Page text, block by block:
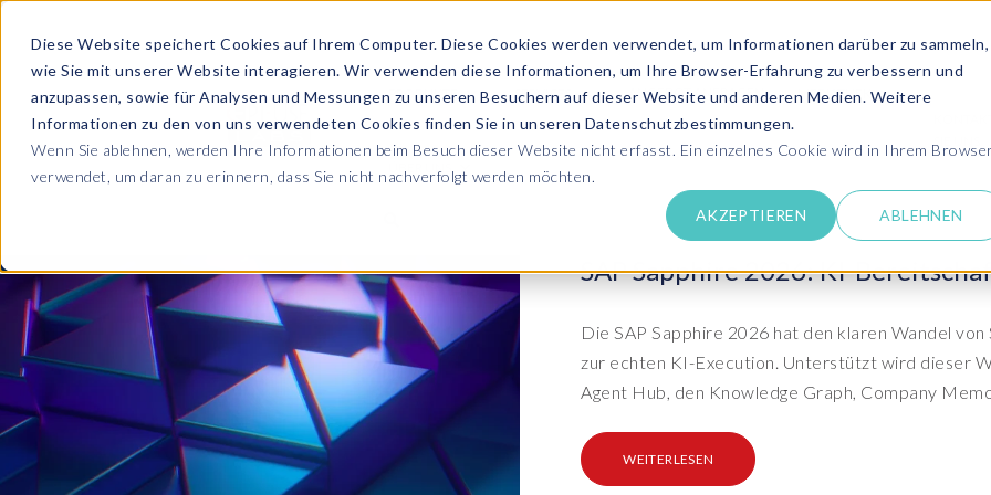
Diese Website speichert Cookies auf Ihrem Computer. Diese Cookies werden verwendet, um Informationen darüber zu sammeln,
wie Sie mit unserer Website interagieren. Wir verwenden diese Informationen, um Ihre Browser-Erfahrung zu verbessern und
anzupassen, sowie für Analysen und Messungen zu unseren Besuchern auf dieser Website und anderen Medien. Weitere
Informationen zu den von uns verwendeten Cookies finden Sie in unseren Datenschutzbestimmungen.
Wenn Sie ablehnen, werden Ihre Informationen beim Besuch dieser Website nicht erfasst. Ein einzelnes Cookie wird in Ihrem
verwendet, um daran zu erinnern, dass Sie nicht nachverfolgt werden möchten.
AKZEPTIEREN ABLEHNEN
PRODUKTE
Datenschutz & Sicherheit
Data Privacy Suite
Data Secure™
Data Disclose™
HCM Productivity Suite
Document Builder™
SERVICES
SAP HCM & Payroll
Transformation mit PRISM™
SAP® SuccessFactors®
Integration Monitoring
Payroll reporting
Transformation
Transformation zu SAP
System Landscape Optimization
(SLO)
ANGEBOT ANFRAGEN MEDIATHEK
Lesen Sie alle Updates zu SAP SLO, SAP HCM, Datenschutz &
Webinare
Lernen Sie von unseren Experten in Live und On-Demand
Webinaren
E-Books, Whitepaper & mehr...
Entdecken Sie unsere E-Books, Whitepaper usw. zum Download
Verbessern Sie Ihr SAP Know-how mit unseren Videos
Lernen Sie aus
Schulungen
Finden Sie die
ÜBER UNS
Wer wir sind
Unsere Kultur
Karriere
Partner
Kontaktieren Sie uns
Support
SIE UNS
SAP Sapphire 2026: KI-
Die SAP Sapphire 2026 hat den klaren Wandel
zur echten KI-Execution. Unterstützt wird dieser
Agent Hub, den Knowledge Graph, Company
WEITERLESEN